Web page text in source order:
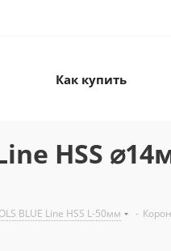
Как купить
HSS
BLUE Line HSS L-50мм -